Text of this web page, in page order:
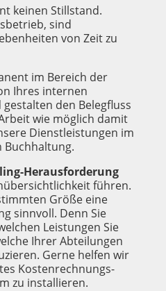
keinen Stillstand.
sind
von Zeit zu
im Bereich der
Ihres internen
den Belegfluss
wie möglich damit
Dienstleistungen im
Buchhaltung.
Herausforderung
führen.
Größe eine
sinnvoll. Denn Sie
Leistungen Sie
Ihrer Abteilungen
Gerne helfen wir
Kostenrechnungs-
zu installieren.